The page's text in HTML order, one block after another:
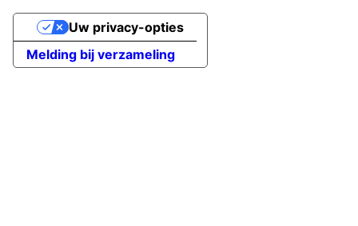
Melding bij verzameling
Uw privacy-opties